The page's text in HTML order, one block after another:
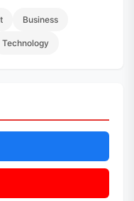
Business
Technology